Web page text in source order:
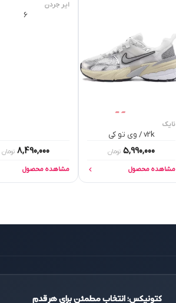
نایک
v2k / وی تو کی
5,990,000 تومان
مشاهده محصول
ایر جردن
6
8,490,000 تومان
مشاهده محصول
کتونیکس؛ انتخاب مطمئن برای هر قدم